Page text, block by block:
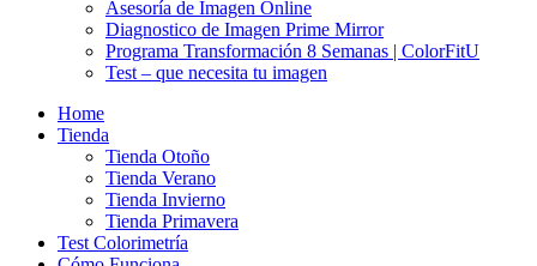
Asesoría de Imagen Online
Diagnostico de Imagen Prime Mirror
Programa Transformación 8 Semanas | ColorFitU
Test – que necesita tu imagen
Home
Tienda
Tienda Otoño
Tienda Verano
Tienda Invierno
Tienda Primavera
Test Colorimetría